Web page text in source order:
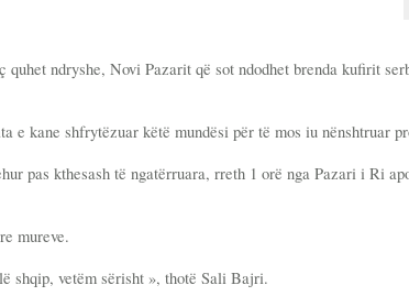
ndryshe, Novi Pazarit që sot ndodhet brenda kufirit
e kane shfrytëzuar këtë mundësi për të mos iu nënshtruar
pas kthesash të ngatërruara, rreth 1 orë nga Pazari i Ri
mureve.
shqip, vetëm sërisht », thotë Sali Bajri.